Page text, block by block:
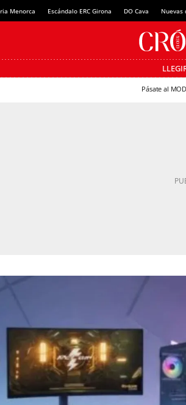
Menorca Escándalo ERC Girona DO Cava Nuevas
Pásate al